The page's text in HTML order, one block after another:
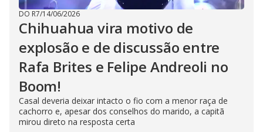
DO R7/14/06/2026
Chihuahua vira motivo de
explosão e de discussão entre
Rafa Brites e Felipe Andreoli no
Boom!
Casal deveria deixar intacto o fio com a menor raça de
cachorro e, apesar dos conselhos do marido, a capitã
mirou direto na resposta certa